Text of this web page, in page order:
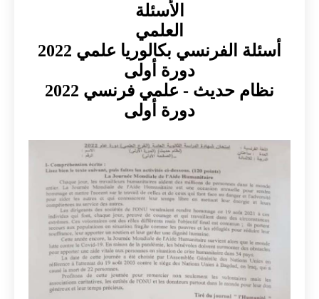
الأسئلة
العلمي
أسئلة الفرنسي بكالوريا علمي 2022
دورة أولى
نظام حديث - علمي فرنسي 2022
دورة أولى